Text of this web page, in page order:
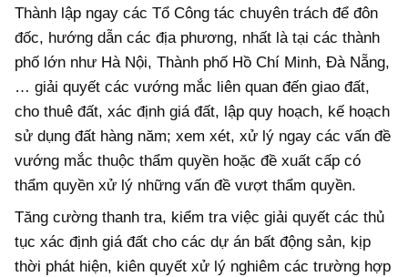
Thành lập ngay các Tổ Công tác chuyên trách để đôn
đốc, hướng dẫn các địa phương, nhất là tại các thành
phố lớn như Hà Nội, Thành phố Hồ Chí Minh, Đà Nẵng,
… giải quyết các vướng mắc liên quan đến giao đất,
cho thuê đất, xác định giá đất, lập quy hoạch, kế hoạch
sử dụng đất hàng năm; xem xét, xử lý ngay các vấn đề
vướng mắc thuộc thẩm quyền hoặc đề xuất cấp có
thẩm quyền xử lý những vấn đề vượt thẩm quyền.
Tăng cường thanh tra, kiểm tra việc giải quyết các thủ
tục xác định giá đất cho các dự án bất động sản, kịp
thời phát hiện, kiên quyết xử lý nghiêm các trường hợp